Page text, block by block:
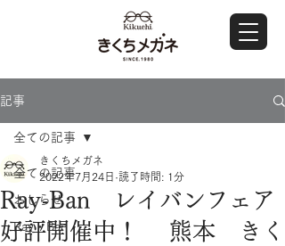
記事
全ての記事
おしらせ
Ray・Ban
全ての記事
Ray-Ban レイバンフェア
好評開催中！ 熊本 きく
きくちメガネ
2022年7月24日 読了時間: 1分